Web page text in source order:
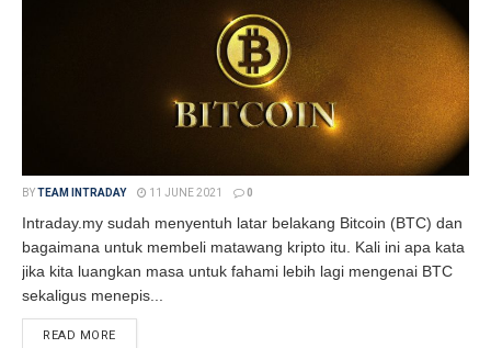
BYTEAM INTRADAY 11 JUNE 2021 0
Intraday.my sudah menyentuh latar belakang Bitcoin (BTC) dan
bagaimana untuk membeli matawang kripto itu. Kali ini apa kata
jika kita luangkan masa untuk fahami lebih lagi mengenai BTC
sekaligus menepis...
READ MORE